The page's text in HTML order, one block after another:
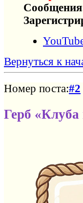
Вернуться к
Номер поста:#2
Герб «Клуба